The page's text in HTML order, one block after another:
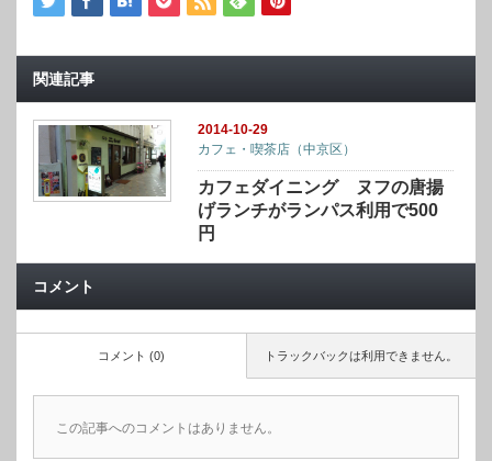
関連記事
2014-10-29
カフェ・喫茶店（中京区）
カフェダイニング ヌフの唐揚
げランチがランパス利用で500
円
コメント
トラックバックは利用できません。
コメント (0)
この記事へのコメントはありません。